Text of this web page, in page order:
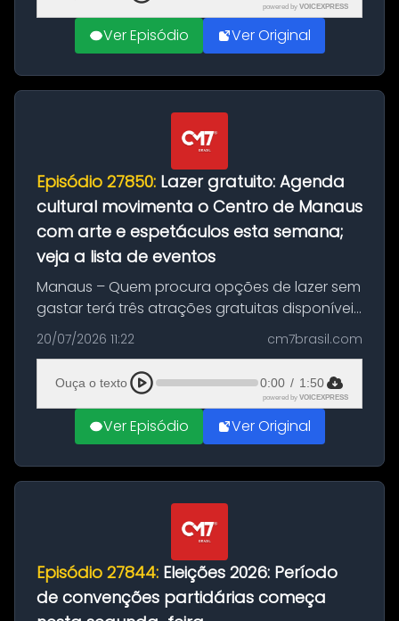
powered by VOICEXPRESS
Ver Episódio Ver Original
Episódio 27850: Lazer gratuito: Agenda
cultural movimenta o Centro de Manaus
com arte e espetáculos esta semana;
veja a lista de eventos
Manaus – Quem procura opções de lazer sem
gastar terá três atrações gratuitas disponíveis
entre esta segunda-feira (20) e quinta-feira
(23). A programação inclui uma exposição
dedicada à história das ...
20/07/2026 11:22 cm7brasil.com
Ouça o texto 0:00 / 1:50
powered by VOICEXPRESS
Ver Episódio Ver Original
Episódio 27844: Eleições 2026: Período
de convenções partidárias começa